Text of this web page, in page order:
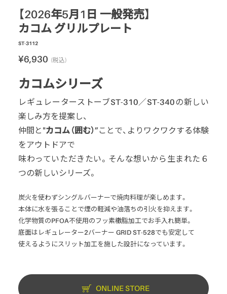
【2026年5月1日 一般発売】
カコム グリルプレート
ST-3112
¥6,930 (税込)
カコムシリーズ
レギュレーターストーブST-310／ST-340の新しい
楽しみ方を提案し、
仲間と "カコム（囲む）”ことで、よりワクワクする体験
をアウトドアで
味わっていただきたい。そんな想いから生まれた６
つの新しいシリーズ。
炭火を使わずシングルバーナーで焼肉料理が楽しめます。
本体に水を張ることで煙の軽減や油落ちの引火を抑えます。
化学物質のPFOA不使用のフッ素櫢脂加工でお手入れ簡単。
底面はレギュレーター2バーナー GRID ST-528でも安定して
使えるようにスリット加工を施した設計になっています。
ONLINE STORE